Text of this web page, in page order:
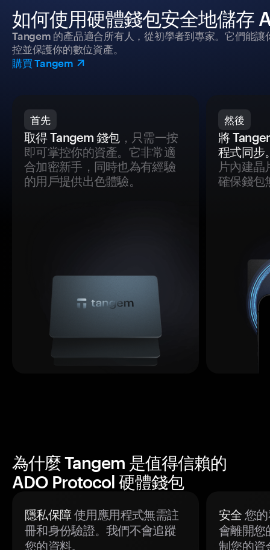
如何使用硬體錢包安全地儲存
Tangem 的產品適合所有人，從初學者到專家。它們能
控並保護你的數位資產。
購買 Tangem
首先
取得 Tangem 錢包，只需一按
即可掌控你的資產。它非常適
合加密新手，同時也為有經驗
的用戶提供出色體驗。
然後
將
程式同步
片內建晶
確保錢包
為什麼 Tangem 是值得信賴的
ADO Protocol 硬體錢包
隱私保障使用應用程式無需註
冊和身份驗證。我們不會追蹤
您的資料。
安全 您
會離開您
制您的資